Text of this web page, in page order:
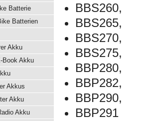
Batterie
Batterien
Akku
Book Akku
Akkus
Akku
Akku
BBS260,
BBS265,
BBS270,
BBS275,
BBP280,
BBP282,
BBP290,
BBP291